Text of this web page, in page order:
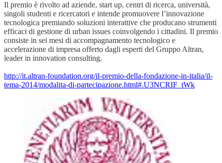
Il premio è rivolto ad aziende, start up, centri di ricerca, università,
singoli studenti e ricercatori e intende promuovere l’innovazione
tecnologica premiando soluzioni interattive che producano strumenti
efficaci di gestione di urban issues coinvolgendo i cittadini. Il premio
consiste in sei mesi di accompagnamento tecnologico e
accelerazione di impresa offerto dagli esperti del Gruppo Altran,
leader in innovation consulting.
http://it.altran-foundation.org/il-premio-della-fondazione-in-italia/il-
tema-2014/modalita-di-partecipazione.html#.U3NCRIF_tWk